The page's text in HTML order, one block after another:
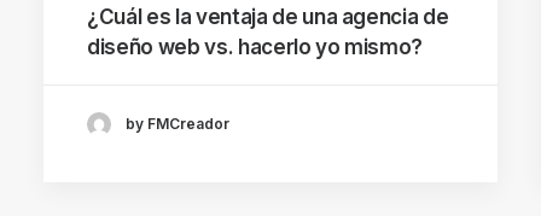
¿Cuál es la ventaja de una agencia de
diseño web vs. hacerlo yo mismo?
by FMCreador